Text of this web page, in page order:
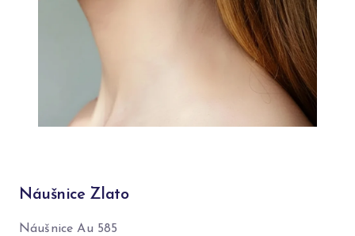
Náušnice Zlato
Náušnice Au 585